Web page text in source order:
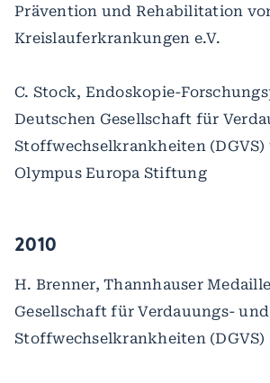
Prävention und Rehabilitation
Kreislauferkrankungen e.V.
C. Stock, Endoskopie-
Deutschen Gesellschaft für
Stoffwechselkrankheiten (DGVS)
Olympus Europa Stiftung
2010
H. Brenner, Thannhauser
Gesellschaft für Verdauungs- und
Stoffwechselkrankheiten (DGVS)